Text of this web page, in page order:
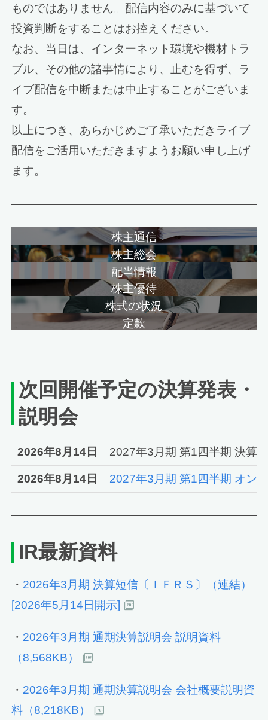
ものではありません。配信内容のみに基づいて
投資判断をすることはお控えください。
なお、当日は、インターネット環境や機材トラ
ブル、その他の諸事情により、止むを得ず、ラ
イブ配信を中断または中止することがございま
す。
以上につき、あらかじめご了承いただきライブ
配信をご活用いただきますようお願い申し上げ
ます。
株主通信
株主総会
配当情報
株主優待
株式の状況
定款
次回開催予定の決算発表・
説明会
2026年8月14日 2027年3月期 第1四半期 決算
2026年8月14日 2027年3月期 第1四半期 オン
IR最新資料
・ 2026年3月期 決算短信〔ＩＦＲＳ〕（連結）
[2026年5月14日開示]
・ 2026年3月期 通期決算説明会 説明資料
（8,568KB）
・ 2026年3月期 通期決算説明会 会社概要説明資
料（8,218KB）